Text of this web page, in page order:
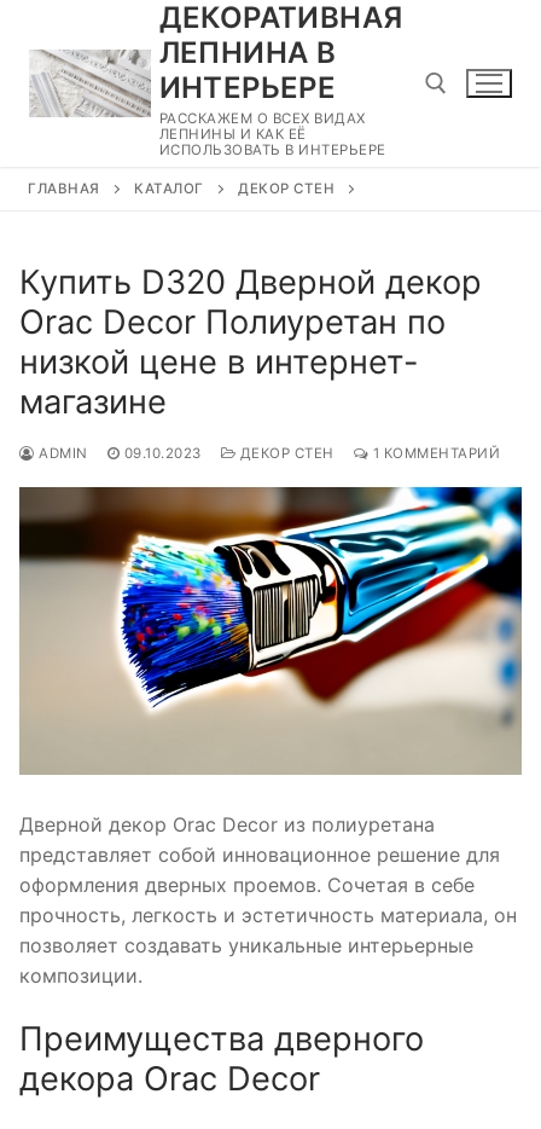
содержимому
ДЕКОРАТИВНАЯ
ЛЕПНИНА В
ИНТЕРЬЕРЕ
РАССКАЖЕМ О ВСЕХ ВИДАХ
ЛЕПНИНЫ И КАК ЕЁ
ИСПОЛЬЗОВАТЬ В ИНТЕРЬЕРЕ
ГЛАВНАЯ КАТАЛОГ ДЕКОР СТЕН
Купить D320 Дверной декор
Orac Decor Полиуретан по
низкой цене в интернет-
магазине
ADMIN 09.10.2023 ДЕКОР СТЕН 1 КОММЕНТАРИЙ
Дверной декор Orac Decor из полиуретана
представляет собой инновационное решение для
оформления дверных проемов. Сочетая в себе
прочность, легкость и эстетичность материала, он
позволяет создавать уникальные интерьерные
композиции.
Преимущества дверного
декора Orac Decor